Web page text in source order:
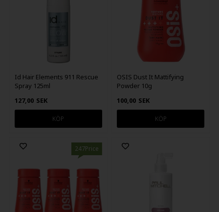
Id Hair Elements 911 Rescue
Spray 125ml
127,00 SEK
OSIS Dust It Mattifying
Powder 10g
100,00 SEK
247Price